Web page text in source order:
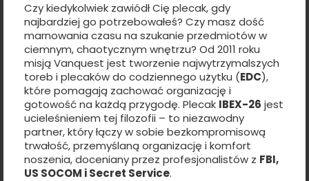
Czy kiedykolwiek zawiódł Cię plecak, gdy
najbardziej go potrzebowałeś? Czy masz dość
marnowania czasu na szukanie przedmiotów w
ciemnym, chaotycznym wnętrzu? Od 2011 roku
misją Vanquest jest tworzenie najwytrzymalszych
toreb i plecaków do codziennego użytku (EDC),
które pomagają zachować organizację i
gotowość na każdą przygodę. Plecak IBEX-26 jest
ucieleśnieniem tej filozofii – to niezawodny
partner, który łączy w sobie bezkompromisową
trwałość, przemyślaną organizację i komfort
noszenia, doceniany przez profesjonalistów z FBI,
US SOCOM i Secret Service.